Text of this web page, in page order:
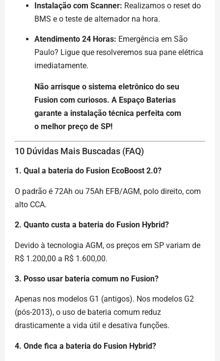
Instalação com Scanner: Realizamos o reset do
BMS e o teste de alternador na hora.
Atendimento 24 Horas: Emergência em São
Paulo? Ligue que resolveremos sua pane elétrica
imediatamente.
Não arrisque o sistema eletrônico do seu
Fusion com curiosos. A Espaço Baterias
garante a instalação técnica perfeita com
o melhor preço de SP!
10 Dúvidas Mais Buscadas (FAQ)
1. Qual a bateria do Fusion EcoBoost 2.0?
O padrão é 72Ah ou 75Ah EFB/AGM, polo direito, com
alto CCA.
2. Quanto custa a bateria do Fusion Hybrid?
Devido à tecnologia AGM, os preços em SP variam de
R$ 1.200,00 a R$ 1.600,00.
3. Posso usar bateria comum no Fusion?
Apenas nos modelos G1 (antigos). Nos modelos G2
(pós-2013), o uso de bateria comum reduz
drasticamente a vida útil e desativa funções.
4. Onde fica a bateria do Fusion Hybrid?